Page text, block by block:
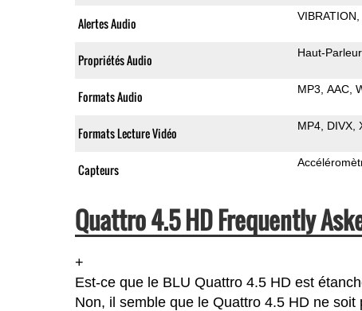
Alertes Audio VIBRATION
Propriétés Audio Haut-Parleur
Formats Audio MP3 AAC
Formats Lecture Vidéo MP4 DIVX
Capteurs
Quattro 4.5 HD Frequently
+
Est-ce que le BLU Quattro 4.5 HD est
Non, il semble que le Quattro 4.5 HD ne